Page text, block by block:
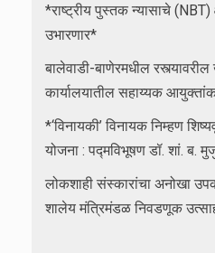
*राष्ट्रीय पुस्तक न्यासाचे (NBT)
उभारणार*
बालेवाडी-बाणेरमधील
कार्यालयातील सहाय्यक
*‘विनायकी’ विनायक निम्हण
योजना : पद्मविभूषण डॉ. शां. ब.
लोकशाही संस्कारांचा अनोखा
शालेय मंत्रिमंडळ निवडणूक